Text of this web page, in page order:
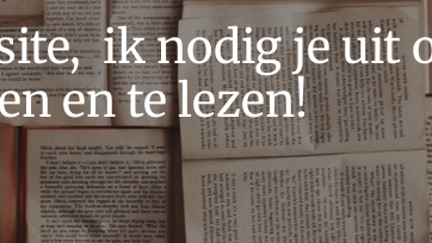
ik nodig je uit
en te lezen!